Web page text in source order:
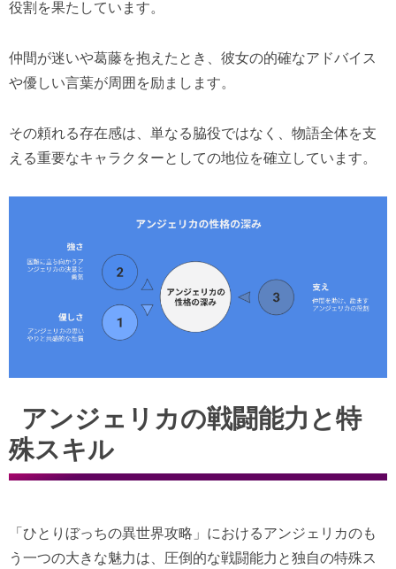
役割を果たしています。
仲間が迷いや葛藤を抱えたとき、彼女の的確なアドバイス
や優しい言葉が周囲を励まします。
その頼れる存在感は、単なる脇役ではなく、物語全体を支
える重要なキャラクターとしての地位を確立しています。
アンジェリカの戦闘能力と特
殊スキル
「ひとりぼっちの異世界攻略」におけるアンジェリカのも
う一つの大きな魅力は、圧倒的な戦闘能力と独自の特殊ス